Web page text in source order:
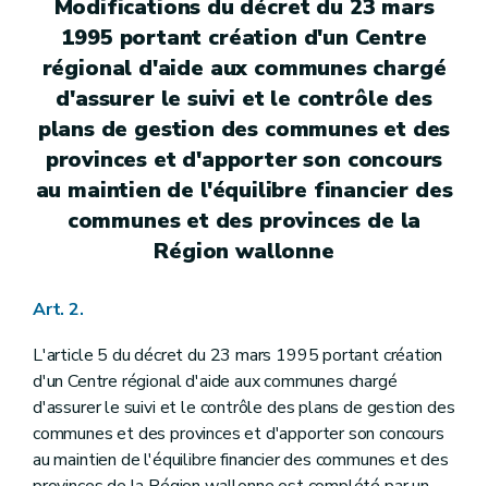
Art. 49
Art. 50
Art. 51
SectionXVII
Modifications de la loi du 28 décembre 1964 relative à la lutte contre la pollution atmosphérique
Art. 52
Art. 53
Art. 54
Art. 55
Art. 56
Art. 57
SectionXVIII Modification du Livre I erdu Code de l'Environnement
Art. 61
Art. 62
Art. 64
Art. 65
Art. 66
Art. 67
Art. 68
SectionXIX
Modifications du décret du 11 mars 1999 relatif au permis d'environnement
Modifications du décret du 23 mars
1995 portant création d'un Centre
régional d'aide aux communes chargé
d'assurer le suivi et le contrôle des
plans de gestion des communes et des
provinces et d'apporter son concours
au maintien de l'équilibre financier des
communes et des provinces de la
Région wallonne
Art. 2.
L'article 5 du décret du 23 mars 1995 portant création
d'un Centre régional d'aide aux communes chargé
d'assurer le suivi et le contrôle des plans de gestion des
communes et des provinces et d'apporter son concours
au maintien de l'équilibre financier des communes et des